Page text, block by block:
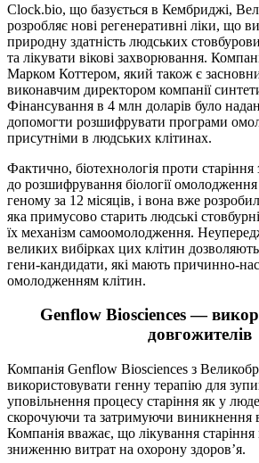
Clock.bio, що базується в Кембриджі,
розробляє нові регенеративні ліки, що
природну здатність людських
та лікувати вікові захворювання.
Марком Коттером, який також є
виконавчим директором компанії
Фінансування в 4 млн доларів було
допомогти розшифрувати програми
присутніми в людських клітинах.
Фактично, біотехнологія проти
до розшифрування біології
геному за 12 місяців, і вона вже
яка примусово старить людські
їх механізм самоомолодження.
великих вибірках цих клітин
гени-кандидати, які мають причинно-
омолодженням клітин.
Genflow Biosciences —
довгожителів
Компанія Genflow Biosciences з
використовувати генну терапію для
уповільнення процесу старіння як у
скорочуючи та затримуючи виникнення
Компанія вважає, що лікування
зниженню витрат на охорону здоров’я.